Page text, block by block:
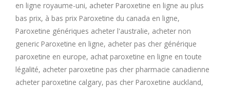
en ligne royaume-uni, acheter Paroxetine en ligne au plus
bas prix, à bas prix Paroxetine du canada en ligne,
Paroxetine génériques acheter l'australie, acheter non
generic Paroxetine en ligne, acheter pas cher générique
paroxetine en europe, achat paroxetine en ligne en toute
légalité, acheter paroxetine pas cher pharmacie canadienne
acheter paroxetine calgary, pas cher Paroxetine auckland,